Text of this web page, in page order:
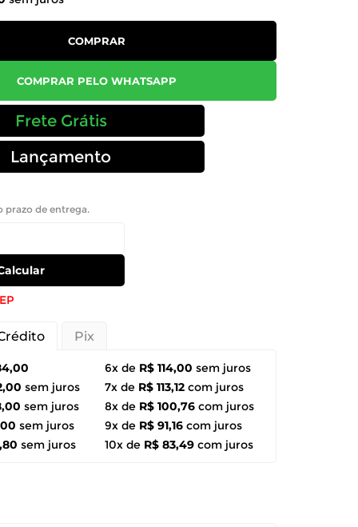
COMPRAR
COMPRAR PELO WHATSAPP
Frete Grátis
Lançamento
prazo de entrega.
Pix
sem juros
sem juros
sem juros
sem juros
6x de R$ 114,00 sem juros
7x de R$ 113,12 com juros
8x de R$ 100,76 com juros
9x de R$ 91,16 com juros
10x de R$ 83,49 com juros